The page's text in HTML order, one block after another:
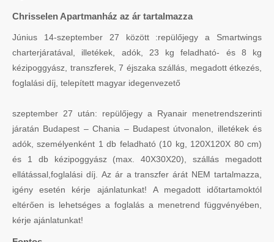
Chrisselen Apartmanház az ár tartalmazza
Június 14-szeptember 27 között :repülőjegy a Smartwings
charterjáratával, illetékek, adók, 23 kg feladható- és 8 kg
kézipoggyász, transzferek, 7 éjszaka szállás, megadott étkezés,
foglalási díj, telepített magyar idegenvezető
szeptember 27 után: repülőjegy a Ryanair menetrendszerinti
járatán Budapest – Chania – Budapest útvonalon, illetékek és
adók, személyenként 1 db feladható (10 kg, 120X120X 80 cm)
és 1 db kézipoggyász (max. 40X30X20), szállás megadott
ellátással,foglalási díj. Az ár a transzfer árát NEM tartalmazza,
igény esetén kérje ajánlatunkat! A megadott időtartamoktól
eltérően is lehetséges a foglalás a menetrend függvényében,
kérje ajánlatunkat!